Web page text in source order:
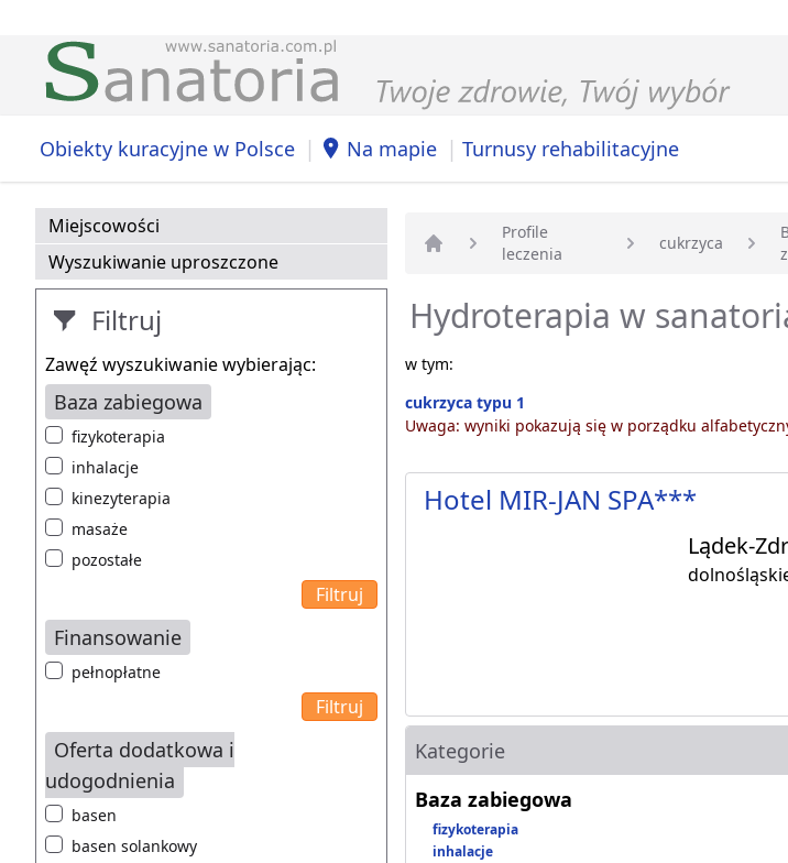
Obiekty kuracyjne w Polsce | Na mapie | Turnusy rehabilitacyjne
Miejscowości
Wyszukiwanie uproszczone
Filtruj
Zawęź wyszukiwanie wybierając:
Baza zabiegowa
fizykoterapia
inhalacje
kinezyterapia
masaże
pozostałe
Finansowanie
pełnopłatne
Oferta dodatkowa i
udogodnienia
basen
basen solankowy
Strona główna
Profile
leczenia
cukrzyca
Hydroterapia w
w tym:
cukrzyca typu 1
Uwaga: wyniki pokazują się w porządku
Hotel MIR-JAN SPA***
Lądek-
Kategorie
Baza zabiegowa
fizykoterapia
inhalacje